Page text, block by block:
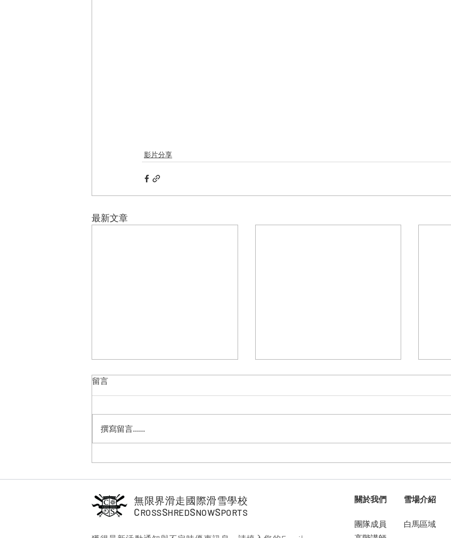
影片分享
最新文章
留言
撰寫留言......
無限界滑走國際滑雪學校
CROSSSHREDSNOWSPORTS
關於我們
團隊成員
雪場介紹
白馬區域